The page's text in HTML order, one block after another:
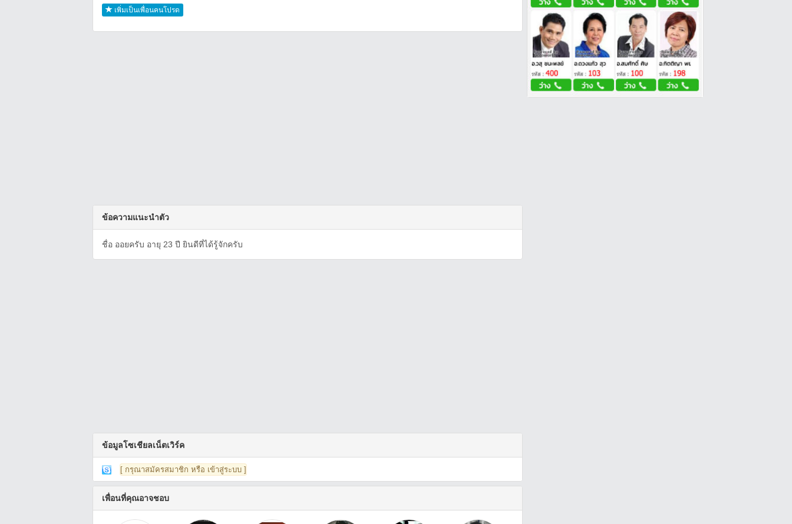
เพิ่มเป็นเพื่อนคนโปรด
ข้อความแนะนำตัว
ชื่อ ออยครับ อายุ 23 ปี ยินดีที่ได้รู้จักครับ
ข้อมูลโซเชียลเน็ตเวิร์ค
[ กรุณาสมัครสมาชิก หรือ เข้าสู่ระบบ ]
เพื่อนที่คุณอาจชอบ